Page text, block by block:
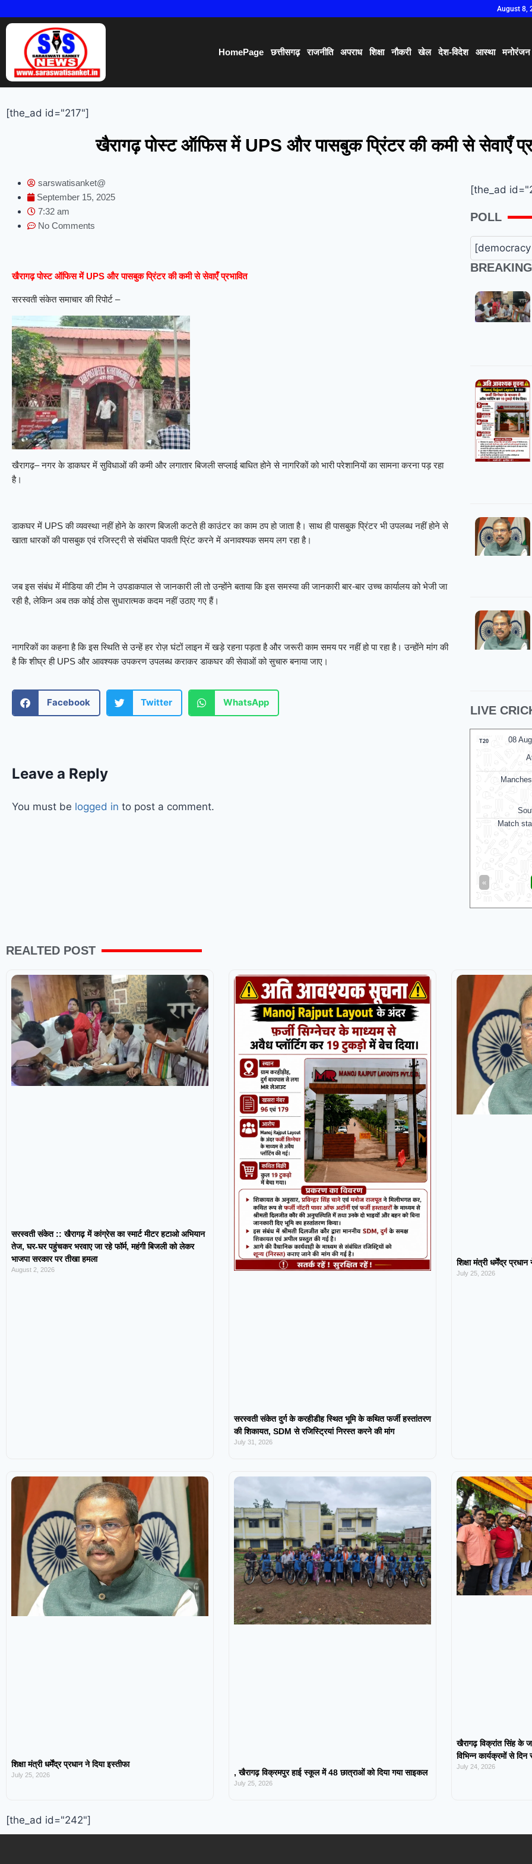
August 8,
HomePage छत्तीसगढ़ राजनीति अपराध शिक्षा नौकरी खेल देश-विदेश आस्था मनोरंजन
[the_ad id="217"]
खैरागढ़ पोस्ट ऑफिस में UPS और पासबुक प्रिंटर की कमी से सेवाएँ
sarswatisanket@
September 15, 2025
7:32 am
No Comments
खैरागढ़ पोस्ट ऑफिस में UPS और पासबुक प्रिंटर की कमी से सेवाएँ प्रभावित
सरस्वती संकेत समाचार की रिपोर्ट –
खैरागढ़– नगर के डाकघर में सुविधाओं की कमी और लगातार बिजली सप्लाई बाधित होने से नागरिकों को भारी परेशानियों का सामना करना पड़ रहा
है।
डाकघर में UPS की व्यवस्था नहीं होने के कारण बिजली कटते ही काउंटर का काम ठप हो जाता है। साथ ही पासबुक प्रिंटर भी उपलब्ध नहीं होने से
खाता धारकों की पासबुक एवं रजिस्ट्री से संबंधित पावती प्रिंट करने में अनावश्यक समय लग रहा है।
जब इस संबंध में मीडिया की टीम ने उपडाकपाल से जानकारी ली तो उन्होंने बताया कि इस समस्या की जानकारी बार-बार उच्च कार्यालय को भेजी जा
रही है, लेकिन अब तक कोई ठोस सुधारात्मक कदम नहीं उठाए गए हैं।
नागरिकों का कहना है कि इस स्थिति से उन्हें हर रोज़ घंटों लाइन में खड़े रहना पड़ता है और जरूरी काम समय पर नहीं हो पा रहा है। उन्होंने मांग की
है कि शीघ्र ही UPS और आवश्यक उपकरण उपलब्ध कराकर डाकघर की सेवाओं को सुचारु बनाया जाए।
Facebook Twitter WhatsApp
Leave a Reply
You must be logged in to post a comment.
[the_ad
POLL
LIVE
08
T20
Match
«
REALTED POST
सरस्वती संकेत :: खैरागढ़ में कांग्रेस का स्मार्ट मीटर हटाओ अभियान
तेज, घर-घर पहुंचकर भरवाए जा रहे फॉर्म, महंगी बिजली को लेकर
भाजपा सरकार पर तीखा हमला
August 2, 2026
सरस्वती संकेत दुर्ग के करहीडीह स्थित भूमि के कथित फर्जी हस्तांतरण
की शिकायत, SDM से रजिस्ट्रियां निरस्त करने की मांग
July 31, 2026
शिक्षा मंत्री धर्मेंद्र
July 25, 2026
शिक्षा मंत्री धर्मेंद्र प्रधान ने दिया इस्तीफा
July 25, 2026 , खैरागढ़ विक्रमपुर हाई स्कूल में 48 छात्राओं को दिया गया साइकल
July 25, 2026
खैरागढ़ विक्रांत सिंह के
विभिन्न कार्यक्रमों से दिन
July 24, 2026
[the_ad id="242"]